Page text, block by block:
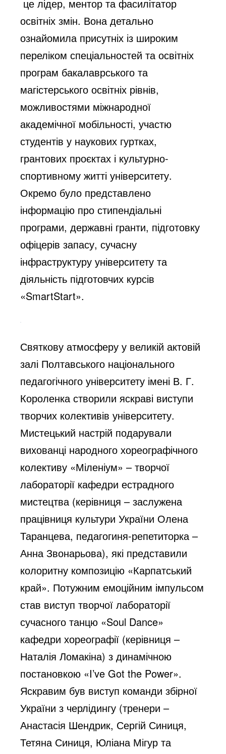
це лідер, ментор та фасилітатор
освітніх змін. Вона детально
ознайомила присутніх із широким
переліком спеціальностей та освітніх
програм бакалаврського та
магістерського освітніх рівнів,
можливостями міжнародної
академічної мобільності, участю
студентів у наукових гуртках,
грантових проєктах і культурно-
спортивному житті університету.
Окремо було представлено
інформацію про стипендіальні
програми, державні гранти, підготовку
офіцерів запасу, сучасну
інфраструктуру університету та
діяльність підготовчих курсів
«SmartStart».
Святкову атмосферу у великій актовій
залі Полтавського національного
педагогічного університету імені В. Г.
Короленка створили яскраві виступи
творчих колективів університету.
Мистецький настрій подарували
вихованці народного хореографічного
колективу «Міленіум» – творчої
лабораторії кафедри естрадного
мистецтва (керівниця – заслужена
працівниця культури України Олена
Таранцева, педагогиня-репетиторка –
Анна Звонарьова), які представили
колоритну композицію «Карпатський
край». Потужним емоційним імпульсом
став виступ творчої лабораторії
сучасного танцю «Soul Dance»
кафедри хореографії (керівниця –
Наталія Ломакіна) з динамічною
постановкою «I’ve Got the Power».
Яскравим був виступ команди збірної
України з черлідингу (тренери –
Анастасія Шендрик, Сергій Синиця,
Тетяна Синиця, Юліана Мігур та